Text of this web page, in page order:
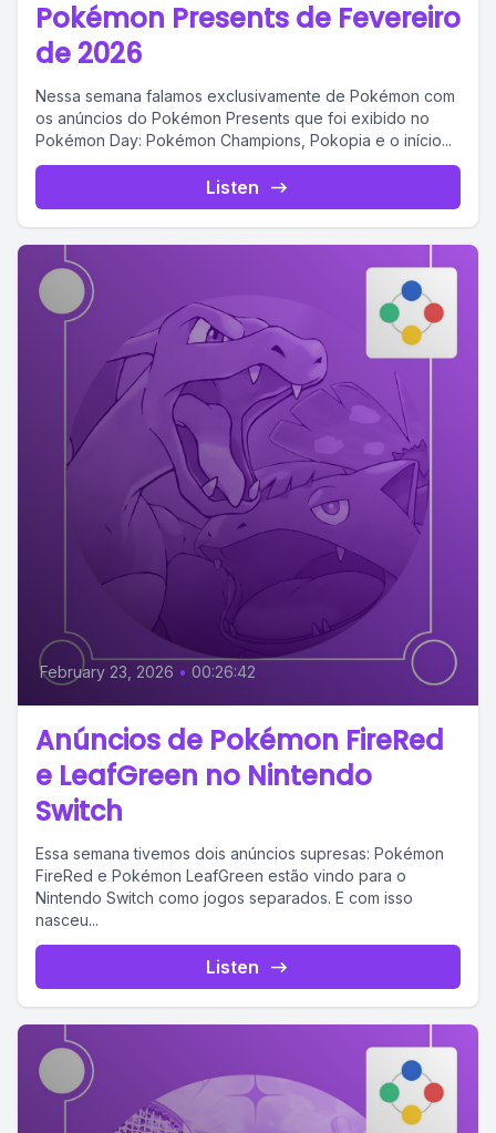
Pokémon Presents de Fevereiro
de 2026
Nessa semana falamos exclusivamente de Pokémon com
os anúncios do Pokémon Presents que foi exibido no
Pokémon Day: Pokémon Champions, Pokopia e o início...
Listen
February 23, 2026 • 00:26:42
Anúncios de Pokémon FireRed
e LeafGreen no Nintendo
Switch
Essa semana tivemos dois anúncios supresas: Pokémon
FireRed e Pokémon LeafGreen estão vindo para o
Nintendo Switch como jogos separados. E com isso
nasceu...
Listen